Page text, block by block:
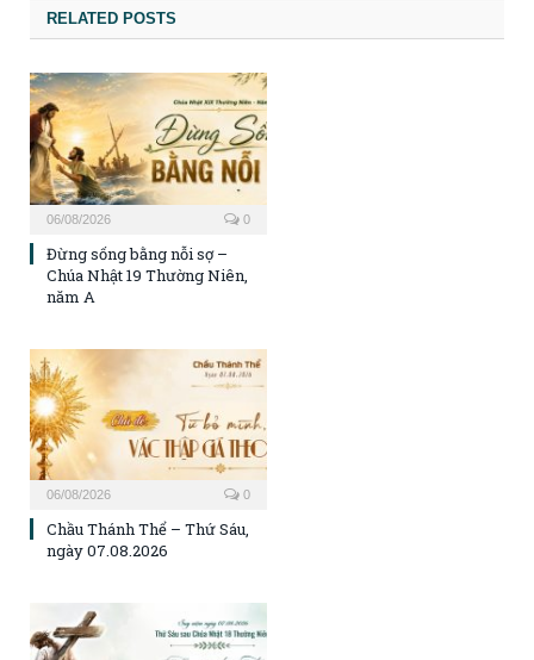
RELATED POSTS
06/08/2026 0
Đừng sống bằng nỗi sợ –
Chúa Nhật 19 Thường Niên,
năm A
06/08/2026 0
Chầu Thánh Thể – Thứ Sáu,
ngày 07.08.2026